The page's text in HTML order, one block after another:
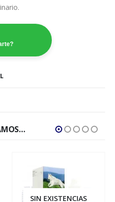
SIN EXISTENCIAS